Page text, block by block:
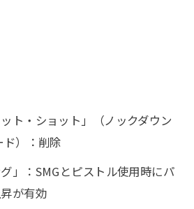
ト・ショット」（ノックダウン
ド）：削除
」：SMGとピストル使用時にパ
が有効